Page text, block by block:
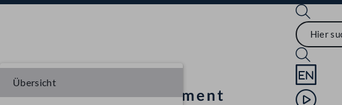
Sprache
Mediathek
Übersicht